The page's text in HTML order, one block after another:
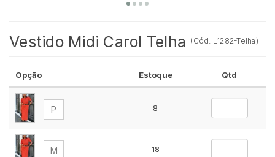
Vestido Midi Carol Telha ( Cód. L1282-Telha )
Opção Estoque Qtd
P 8
M 18